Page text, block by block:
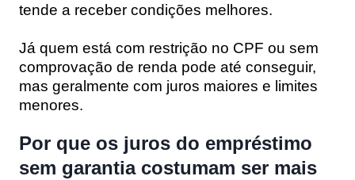
tende a receber condições melhores.
Já quem está com restrição no CPF ou sem
comprovação de renda pode até conseguir,
mas geralmente com juros maiores e limites
menores.
Por que os juros do empréstimo
sem garantia costumam ser mais